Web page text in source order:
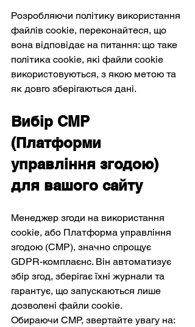
Розробляючи політику використання
файлів cookie, переконайтеся, що
вона відповідає на питання: що таке
політика cookie, які файли cookie
використовуються, з якою метою та
як довго зберігаються дані.
Вибір CMP
(Платформи
управління згодою)
для вашого сайту
Менеджер згоди на використання
cookie, або Платформа управління
згодою (CMP), значно спрощує
GDPR-комплаєнс. Він автоматизує
збір згод, зберігає їхні журнали та
гарантує, що запускаються лише
дозволені файли cookie.
Обираючи CMP, звертайте увагу на: